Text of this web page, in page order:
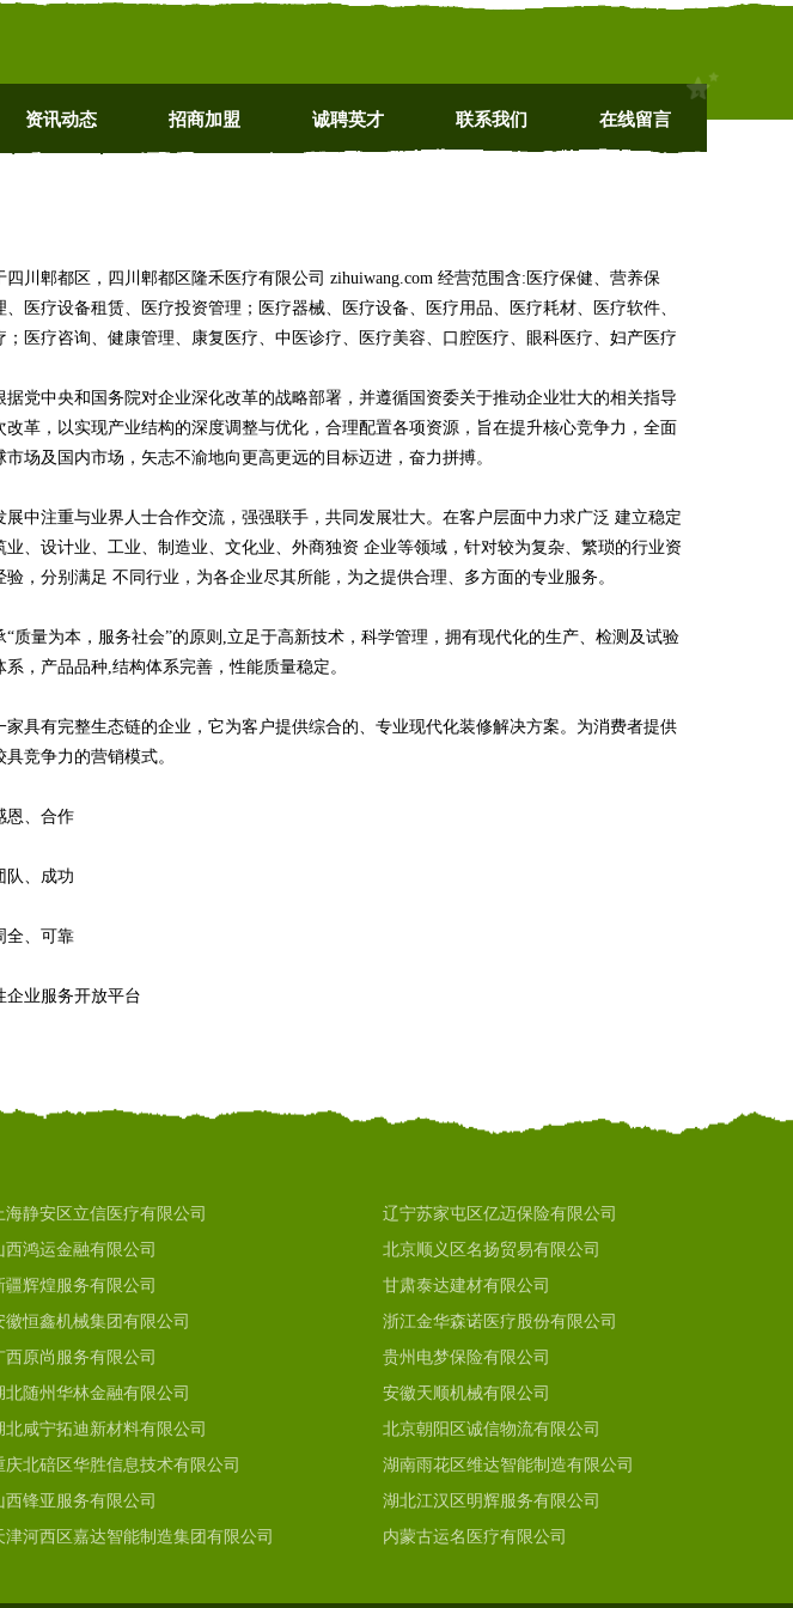
资讯动态 招商加盟 诚聘英才 联系我们 在线留言
川郫都区，四川郫都区隆禾医疗有限公司 zihuiwang.com 经营范围含:医疗保健、营养保
医疗设备租赁、医疗投资管理；医疗器械、医疗设备、医疗用品、医疗耗材、医疗软件、
；医疗咨询、健康管理、康复医疗、中医诊疗、医疗美容、口腔医疗、眼科医疗、妇产医疗
党中央和国务院对企业深化改革的战略部署，并遵循国资委关于推动企业壮大的相关指导
革，以实现产业结构的深度调整与优化，合理配置各项资源，旨在提升核心竞争力，全面
场及国内市场，矢志不渝地向更高更远的目标迈进，奋力拼搏。
中注重与业界人士合作交流，强强联手，共同发展壮大。在客户层面中力求广泛 建立稳定
、设计业、工业、制造业、文化业、外商独资 企业等领域，针对较为复杂、繁琐的行业资
，分别满足 不同行业，为各企业尽其所能，为之提供合理、多方面的专业服务。
质量为本，服务社会”的原则,立足于高新技术，科学管理，拥有现代化的生产、检测及试验
，产品品种,结构体系完善，性能质量稳定。
家具有完整生态链的企业，它为客户提供综合的、专业现代化装修解决方案。为消费者提供
竞争力的营销模式。
恩、合作
队、成功
全、可靠
企业服务开放平台
海静安区立信医疗有限公司
辽宁苏家屯区亿迈保险有限公司
西鸿运金融有限公司
北京顺义区名扬贸易有限公司
疆辉煌服务有限公司
甘肃泰达建材有限公司
徽恒鑫机械集团有限公司
浙江金华森诺医疗股份有限公司
西原尚服务有限公司
贵州电梦保险有限公司
北随州华林金融有限公司
安徽天顺机械有限公司
北咸宁拓迪新材料有限公司
北京朝阳区诚信物流有限公司
庆北碚区华胜信息技术有限公司
湖南雨花区维达智能制造有限公司
西锋亚服务有限公司
湖北江汉区明辉服务有限公司
津河西区嘉达智能制造集团有限公司 内蒙古运名医疗有限公司